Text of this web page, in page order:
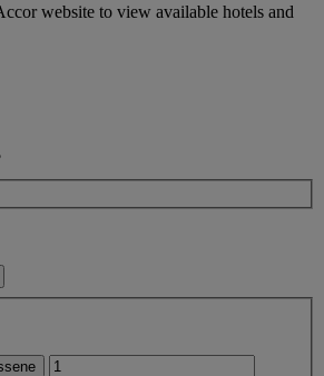
website to view available hotels and